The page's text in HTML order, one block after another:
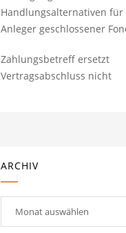
Handlungsalternativen für
Anleger geschlossener
Zahlungsbetreff ersetzt
Vertragsabschluss nicht
ARCHIV
Monat auswählen